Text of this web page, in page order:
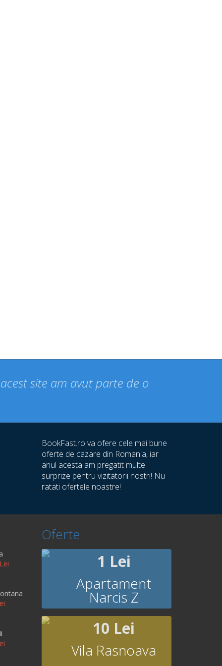
site am avut parte de o
BookFast.ro va ofere cele mai bune
oferte de cazare din Romania, iar
anul acesta am pregatit multe
surprize pentru vizitatorii nostri! Nu
ratati ofertele noastre!
Oferte
1 Lei
Apartament
Narcis Z
10 Lei
Vila Rasnoava